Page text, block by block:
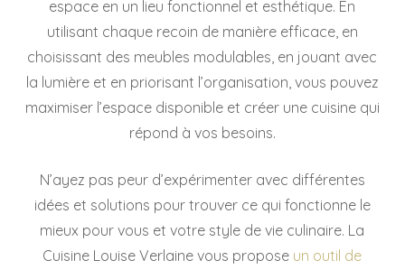
espace en un lieu fonctionnel et esthétique. En
utilisant chaque recoin de manière efficace, en
choisissant des meubles modulables, en jouant avec
la lumière et en priorisant l’organisation, vous pouvez
maximiser l’espace disponible et créer une cuisine qui
répond à vos besoins.
N’ayez pas peur d’expérimenter avec différentes
idées et solutions pour trouver ce qui fonctionne le
mieux pour vous et votre style de vie culinaire. La
Cuisine Louise Verlaine vous propose un outil de